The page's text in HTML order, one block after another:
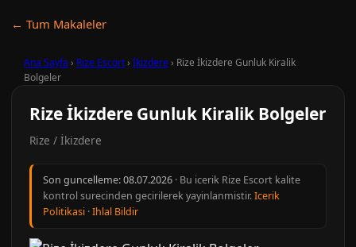
← Tum Makaleler
Ana Sayfa › Rize Escort› İkizdere› Rize İkizdere Gunluk Kiralik
Bolgeler
Rize İkizdere Gunluk Kiralik Bolgeler
Rize / İkizdere
Son guncelleme:08.07.2026 · Bu icerik Rize Escort kalite
kontrol surecinden gecirilerek yayinlanmistir.Icerik
Politikasi ·Ihlal Bildir